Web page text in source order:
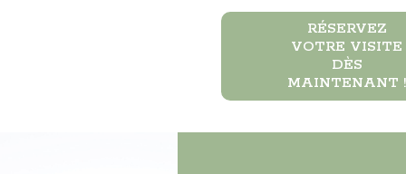
RÉSERVEZ
VOTRE VISITE
DÈS
MAINTENANT !